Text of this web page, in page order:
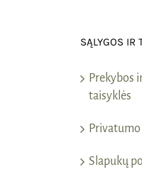
SĄLYGOS IR
Prekybos
taisyklės
Slapukų